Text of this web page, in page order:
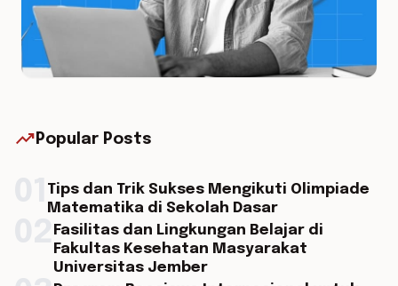
trending_up Popular Posts
Tips dan Trik Sukses Mengikuti Olimpiade
Matematika di Sekolah Dasar
Fasilitas dan Lingkungan Belajar di
Fakultas Kesehatan Masyarakat
Universitas Jember